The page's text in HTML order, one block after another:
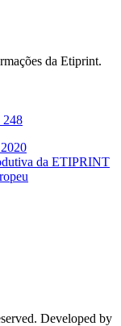
da Etiprint.
248
da ETIPRINT
Developed by